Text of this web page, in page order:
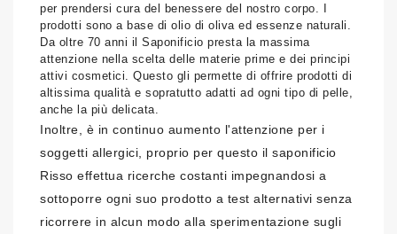
per prendersi cura del benessere del nostro corpo. I
prodotti sono a base di olio di oliva ed essenze naturali.
Da oltre 70 anni il Saponificio presta la massima
attenzione nella scelta delle materie prime e dei principi
attivi cosmetici. Questo gli permette di offrire prodotti di
altissima qualità e sopratutto adatti ad ogni tipo di pelle,
anche la più delicata.
Inoltre, è in continuo aumento l'attenzione per i
soggetti allergici, proprio per questo il saponificio
Risso effettua ricerche costanti impegnandosi a
sottoporre ogni suo prodotto a test alternativi senza
ricorrere in alcun modo alla sperimentazione sugli